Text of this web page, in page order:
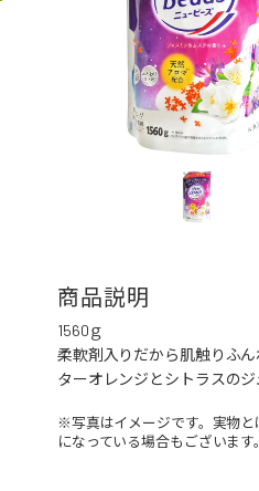
商品説明
1560ｇ
柔軟剤入りだから肌触りふ
ターオレンジとシトラスの
※写真はイメージです。実物
になっている場合もございま